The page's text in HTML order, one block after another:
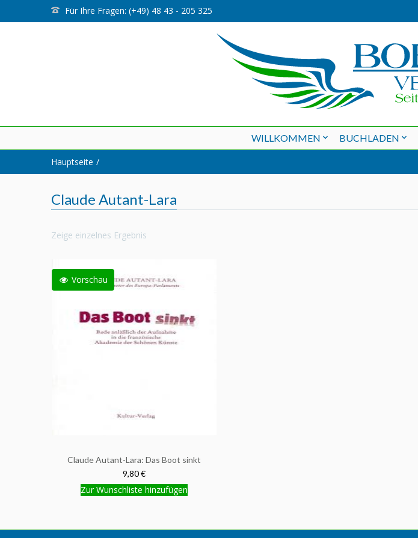
Für Ihre Fragen: (+49) 48 43 - 205 325
WILLKOMMEN BUCHLADEN
Hauptseite
Claude Autant-Lara
Zeige einzelnes Ergebnis
Vorschau
Claude Autant-Lara: Das Boot sinkt
9,80 €
Zur Wunschliste hinzufügen